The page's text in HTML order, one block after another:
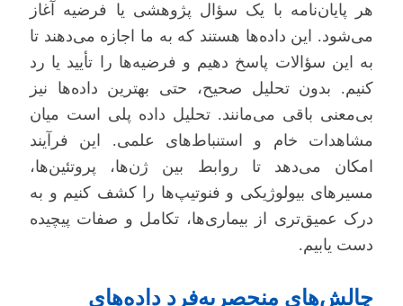
هر پایان‌نامه با یک سؤال پژوهشی یا فرضیه آغاز
می‌شود. این داده‌ها هستند که به ما اجازه می‌دهند تا
به این سؤالات پاسخ دهیم و فرضیه‌ها را تأیید یا رد
کنیم. بدون تحلیل صحیح، حتی بهترین داده‌ها نیز
بی‌معنی باقی می‌مانند. تحلیل داده پلی است میان
مشاهدات خام و استنباط‌های علمی. این فرآیند
امکان می‌دهد تا روابط بین ژن‌ها، پروتئین‌ها،
مسیرهای بیولوژیکی و فنوتیپ‌ها را کشف کنیم و به
درک عمیق‌تری از بیماری‌ها، تکامل و صفات پیچیده
دست یابیم.
چالش‌های منحصربه‌فرد داده‌های